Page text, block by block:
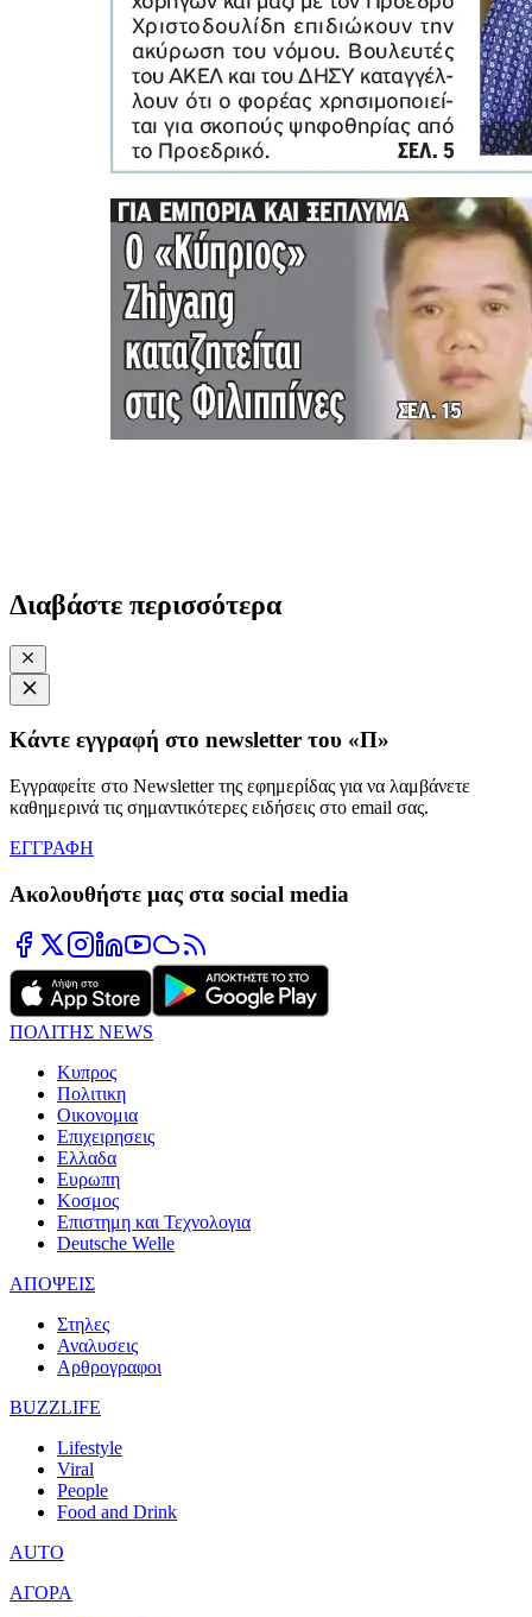
Διαβάστε περισσότερα
Κάντε εγγραφή στο newsletter του «Π»
Εγγραφείτε στο Newsletter της εφημερίδας για να λαμβάνετε
καθημερινά τις σημαντικότερες ειδήσεις στο email σας.
ΕΓΓΡΑΦΗ
Ακολουθήστε μας στα social media
ΠΟΛΙΤΗΣ NEWS
Κυπρος
Πολιτικη
Οικονομια
Επιχειρησεις
Ελλαδα
Ευρωπη
Κοσμος
Επιστημη και Τεχνολογια
Deutsche Welle
ΑΠΟΨΕΙΣ
Στηλες
Αναλυσεις
Αρθρογραφοι
BUZZLIFE
Lifestyle
Viral
People
Food and Drink
AUTO
ΑΓΟΡΑ